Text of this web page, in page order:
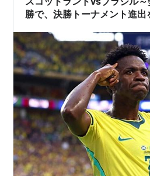
勝で、決勝トーナメント進出